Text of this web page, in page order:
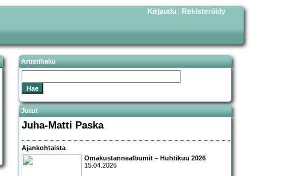
Kirjaudu | Rekisteröidy
Artistihaku
Jutut
Juha-Matti Paska
Ajankohtaista
Omakustannealbumit – Huhtikuu 2026
15.04.2026